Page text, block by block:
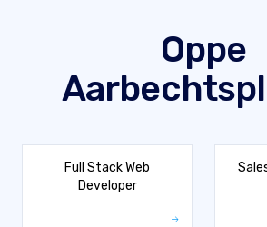
Oppe
Full Stack Web
Developer